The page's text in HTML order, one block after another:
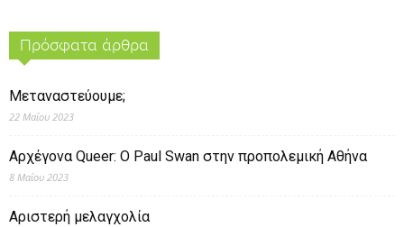
Πρόσφατα άρθρα
Μεταναστεύουμε;
22 Μαΐου 2023
Αρχέγονα Queer: O Paul Swan στην προπολεμική Αθήνα
8 Μαΐου 2023
Αριστερή μελαγχολία